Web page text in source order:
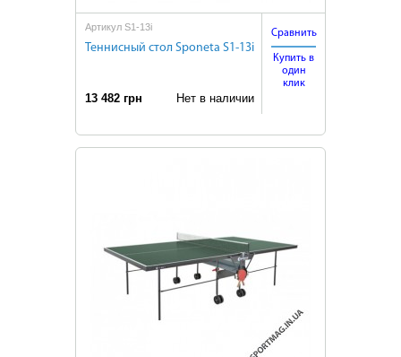
Артикул S1-13i
Теннисный стол Sponeta S1-13i
13 482 грн Нет в наличии
Сравнить
Купить в
один
клик